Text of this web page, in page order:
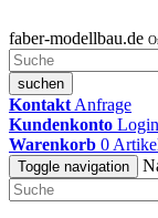
faber-modellbau.de
suchen
Kontakt Anfrage
Kundenkonto Login
Warenkorb 0
Toggle navigation